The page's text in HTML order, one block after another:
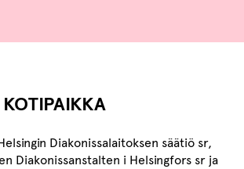
Diakonissalaitoksen säätiö sr,
Diakonissanstalten i Helsingfors sr ja